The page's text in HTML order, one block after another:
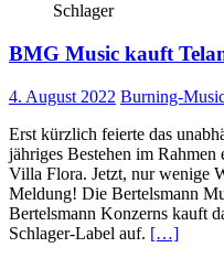
Schlager
BMG Music kauft
4. August 2022 Burning-
Erst kürzlich feierte das
jähriges Bestehen im
Villa Flora. Jetzt, nur wenige
Meldung! Die Bertelsmann
Bertelsmann Konzerns kauft
Schlager-Label auf. […]